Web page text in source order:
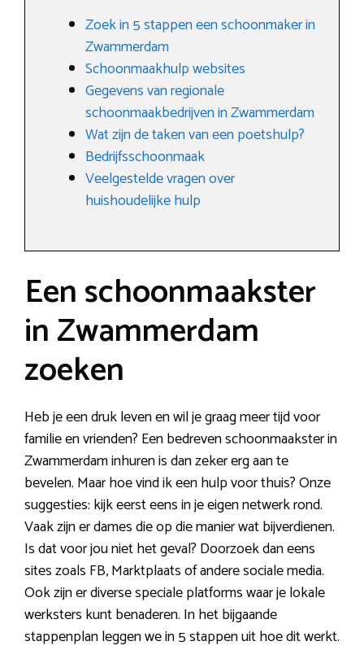
Zoek in 5 stappen een schoonmaker in
Zwammerdam
Schoonmaakhulp websites
Gegevens van regionale
schoonmaakbedrijven in Zwammerdam
Wat zijn de taken van een poetshulp?
Bedrijfsschoonmaak
Veelgestelde vragen over
huishoudelijke hulp
Een schoonmaakster
in Zwammerdam
zoeken
Heb je een druk leven en wil je graag meer tijd voor
familie en vrienden? Een bedreven schoonmaakster in
Zwammerdam inhuren is dan zeker erg aan te
bevelen. Maar hoe vind ik een hulp voor thuis? Onze
suggesties: kijk eerst eens in je eigen netwerk rond.
Vaak zijn er dames die op die manier wat bijverdienen.
Is dat voor jou niet het geval? Doorzoek dan eens
sites zoals FB, Marktplaats of andere sociale media.
Ook zijn er diverse speciale platforms waar je lokale
werksters kunt benaderen. In het bijgaande
stappenplan leggen we in 5 stappen uit hoe dit werkt.